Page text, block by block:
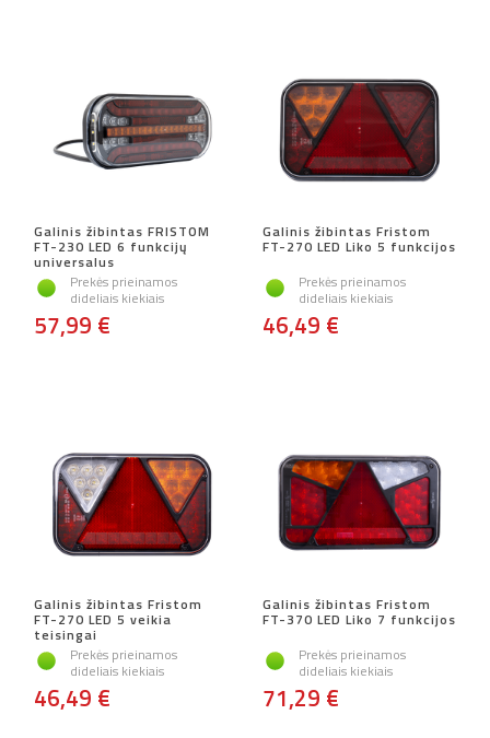
Galinis žibintas FRISTOM
FT-230 LED 6 funkcijų
universalus
Prekės prieinamos
dideliais kiekiais
57,99 €
Galinis žibintas Fristom
FT-270 LED Liko 5 funkcijos
Prekės prieinamos
dideliais kiekiais
46,49 €
Galinis žibintas Fristom
FT-270 LED 5 veikia
teisingai
Prekės prieinamos
dideliais kiekiais
46,49 €
Galinis žibintas Fristom
FT-370 LED Liko 7 funkcijos
Prekės prieinamos
dideliais kiekiais
71,29 €